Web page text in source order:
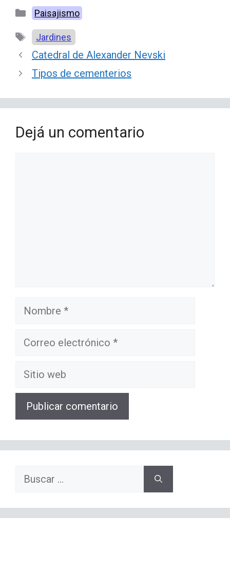
Categorías
Paisajismo
Etiquetas
Jardines
Catedral de Alexander Nevski
Tipos de cementerios
Dejá un comentario
Nombre
Correo
Sitio
Buscar: